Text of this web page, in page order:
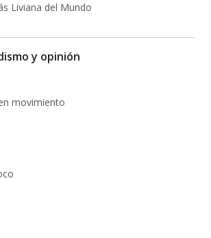
Liviana del Mundo
y opinión
movimiento